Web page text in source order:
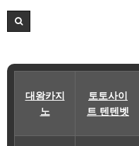
대왕카지
노
토토사이
트 텐텐벳